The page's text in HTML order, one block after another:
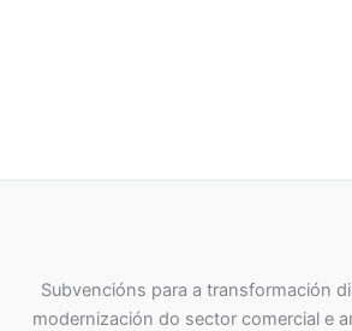
Subvencións para a transformación
modernización do sector comercial e